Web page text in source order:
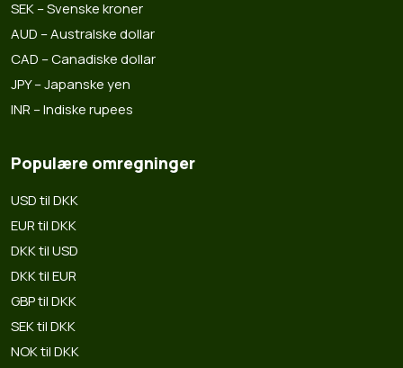
SEK – Svenske kroner
AUD – Australske dollar
CAD – Canadiske dollar
JPY – Japanske yen
INR – Indiske rupees
Populære omregninger
USD til DKK
EUR til DKK
DKK til USD
DKK til EUR
GBP til DKK
SEK til DKK
NOK til DKK